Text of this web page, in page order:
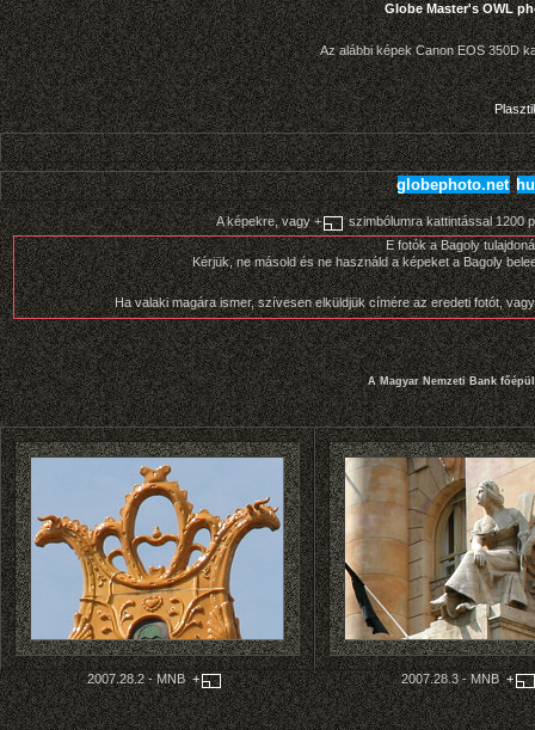
Globe Master's OWL
Az alábbi képek Canon EOS 350D
globephoto.net
A képekre, vagy +
szimbólumra kattintással 1200
E fotók a Bagoly
Kérjük, ne másold és ne használd a képeket a Bagoly
Ha valaki magára ismer, szívesen elküldjük címére az eredeti fotót,
AMagyar Nemzeti Bank
2007.28.2 - MNB + 2007.28.3 - MNB +